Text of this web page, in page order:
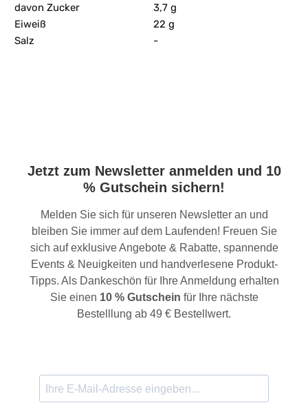
davon Zucker
3,7 g
Eiweiß
22 g
Salz
-
Jetzt zum Newsletter anmelden und 10
% Gutschein sichern!
Melden Sie sich für unseren Newsletter an und
bleiben Sie immer auf dem Laufenden! Freuen Sie
sich auf exklusive Angebote & Rabatte, spannende
Events & Neuigkeiten und handverlesene Produkt-
Tipps. Als Dankeschön für Ihre Anmeldung erhalten
Sie einen 10 % Gutschein für Ihre nächste
Bestelllung ab 49 € Bestellwert.